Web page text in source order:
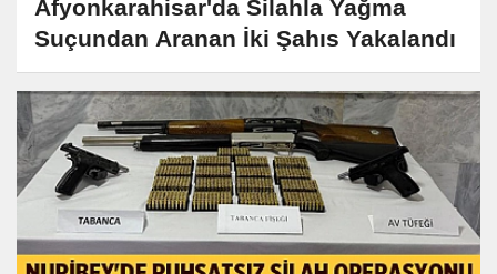
Afyonkarahisar'da Silahla Yağma
Suçundan Aranan İki Şahıs Yakalandı